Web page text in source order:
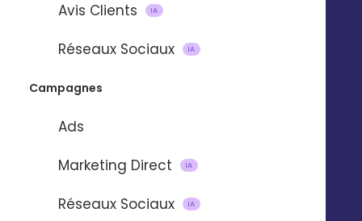
Avis Clients
IA
Réseaux Sociaux IA
Campagnes
Ads
Marketing Direct
IA
Réseaux Sociaux IA
Connectez Digitaleo et Ninja Forms
à l’aide de notre plateforme
d’intégration partenaire Zapier.